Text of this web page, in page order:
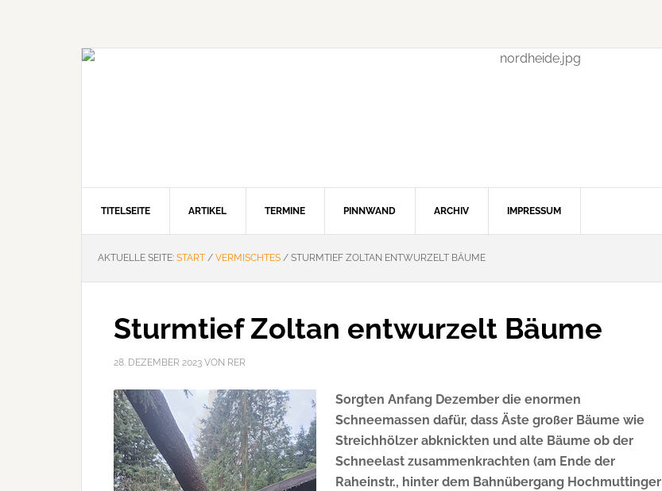
TITELSEITE ARTIKEL TERMINE PINNWAND ARCHIV IMPRESSUM
AKTUELLE SEITE: START / VERMISCHTES / STURMTIEF ZOLTAN ENTWURZELT BÄUME
Sturmtief Zoltan entwurzelt Bäume
28. DEZEMBER 2023 VON RER
Sorgten Anfang Dezember die enormen
Schneemassen dafür, dass Äste großer Bäume wie
Streichhölzer abknickten und alte Bäume ob der
Schneelast zusammenkrachten (am Ende der
Raheinstr., hinter dem Bahnübergang Hochmuttinger